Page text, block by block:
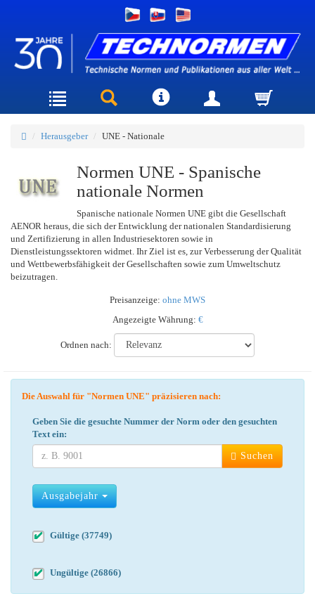
Herausgeber UNE - Nationale
Normen UNE - Spanische
nationale Normen
Spanische nationale Normen UNE gibt die Gesellschaft
AENOR heraus, die sich der Entwicklung der nationalen Standardisierung
und Zertifizierung in allen Industriesektoren sowie in
Dienstleistungssektoren widmet. Ihr Ziel ist es, zur Verbesserung der Qualität
und Wettbewerbsfähigkeit der Gesellschaften sowie zum Umweltschutz
beizutragen.
Preisanzeige: ohne MWS
Angezeigte Währung: €
Ordnen nach:
Die Auswahl für "Normen UNE" präzisieren nach:
Geben Sie die gesuchte Nummer der Norm oder den gesuchten
Text ein:
Suchen
Ausgabejahr
Gültige (37749)
Ungültige (26866)